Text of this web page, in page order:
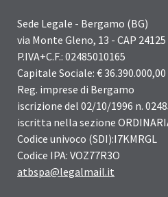
Sede Legale - Bergamo (BG)
via Monte Gleno, 13 - CAP 24125
P.IVA+C.F.: 02485010165
Capitale Sociale: € 36.390.000,00
Reg. imprese di Bergamo
iscrizione del 02/10/1996 n.
iscritta nella sezione
Codice univoco (SDI):I7KMRGL
Codice IPA: VOZ77R3O
atbspa@legalmail.it